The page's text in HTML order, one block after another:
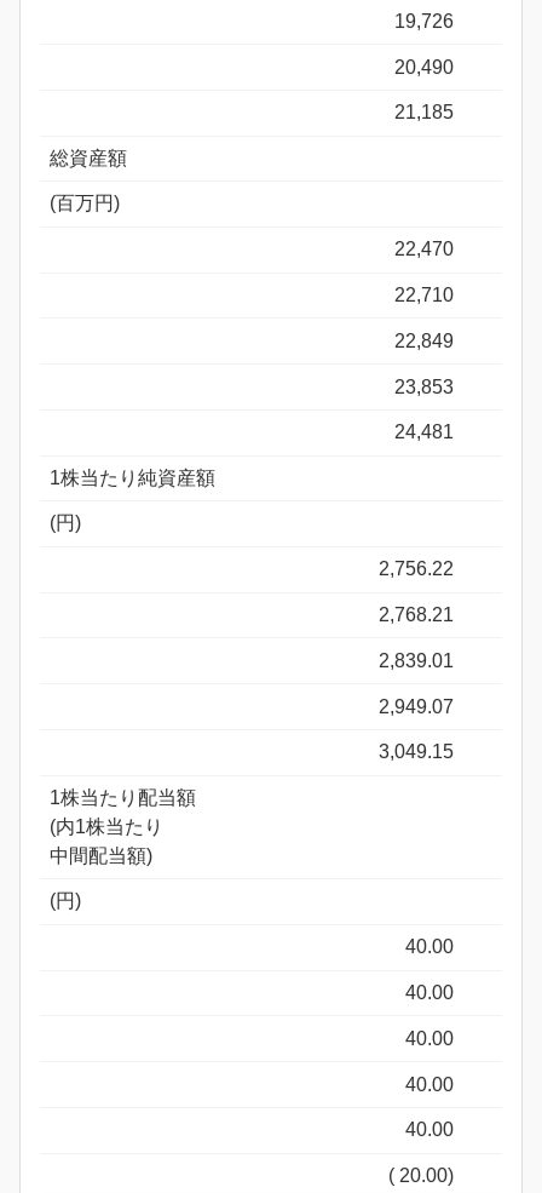
19,726
20,490
21,185
総資産額
(百万円)
22,470
22,710
22,849
23,853
24,481
1株当たり純資産額
(円)
2,756.22
2,768.21
2,839.01
2,949.07
3,049.15
1株当たり配当額
(内1株当たり
中間配当額)
(円)
40.00
40.00
40.00
40.00
40.00
( 20.00)